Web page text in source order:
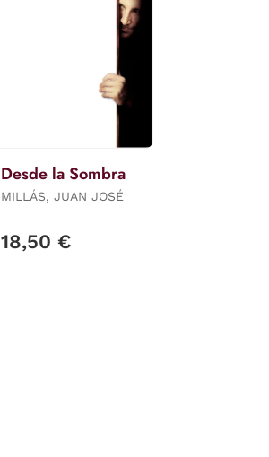
Desde la Sombra
MILLÁS, JUAN JOSÉ
18,50 €